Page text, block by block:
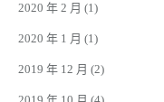
2020 年 2 月 (1)
2020 年 1 月 (1)
2019 年 12 月 (2)